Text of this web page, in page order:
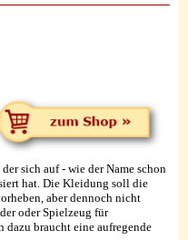
sich auf - wie der Name schon
hat. Die Kleidung soll die
aber dennoch nicht
oder Spielzeug für
dazu braucht eine aufregende